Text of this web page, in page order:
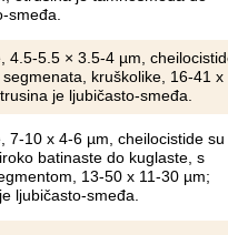
smeđa.
4.5-5.5 × 3.5-4 µm,
kruškolike, 16-41 x
je ljubičasto-smeđa.
7-10 x 4-6 µm, cheilocistide su
batinaste do kuglaste, s
13-50 x 11-30 µm;
ljubičasto-smeđa.